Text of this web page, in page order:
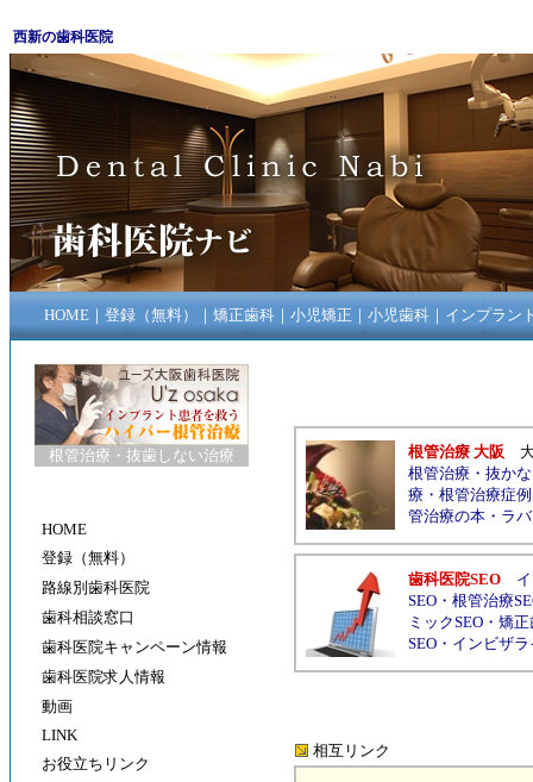
西新の歯科医院
HOME｜ 登録（無料） ｜ 矯正歯科｜ 小児矯正 ｜ 小児歯科｜ インプラン
根管治療 ・ 抜歯しない治療
HOME
登録（無料）
路線別歯科医院
歯科相談窓口
歯科医院キャンペーン情報
歯科医院求人情報
動画
LINK
お役立ちリンク
根管治療 大阪
根管治療・ 抜か
療・ 根管治療症例
管治療の本・ ラ
歯科医院SEO
SEO・ 根管治療
ミックSEO・ 矯正
SEO・ インビザラ
相互リンク